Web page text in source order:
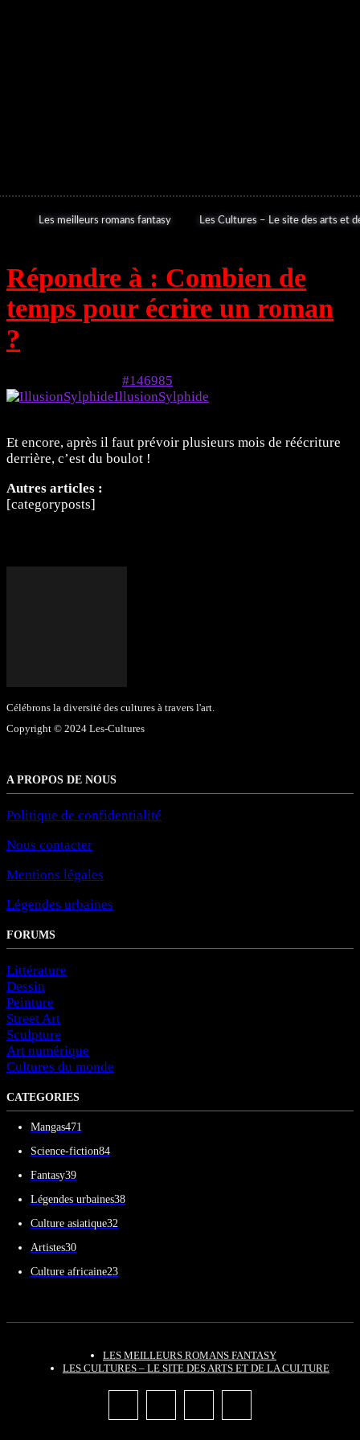
Les meilleurs romans fantasy Les Cultures – Le site des arts et
Répondre à : Combien de
temps pour écrire un roman
?
#146985
IllusionSylphide
Et encore, après il faut prévoir plusieurs mois de réécriture
derrière, c’est du boulot !
Autres articles :
[categoryposts]
Célébrons la diversité des cultures à travers l'art.
Copyright © 2024 Les-Cultures
A PROPOS DE NOUS
Politique de confidentialité
Nous contacter
Mentions légales
Légendes urbaines
FORUMS
Littérature
Dessin
Peinture
Street Art
Sculpture
Art numérique
Cultures du monde
CATEGORIES
Mangas471
Science-fiction84
Fantasy39
Légendes urbaines38
Culture asiatique32
Artistes30
Culture africaine23
LES MEILLEURS ROMANS FANTASY
LES CULTURES – LE SITE DES ARTS ET DE LA CULTURE